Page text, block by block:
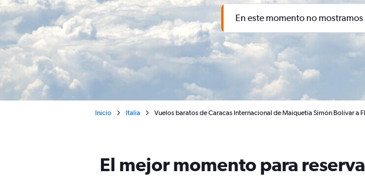
En este momento no
Inicio Italia Vuelos baratos de Caracas Internacional de Maiquetía Simón Bolívar a
El mejor momento para